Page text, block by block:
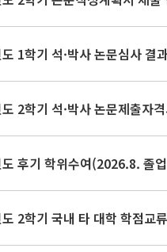
1학기 석·박사 논문심사
2학기 석·박사 논문제출자
후기 학위수여(2026.8. 졸
2학기 국내 타 대학 학점교